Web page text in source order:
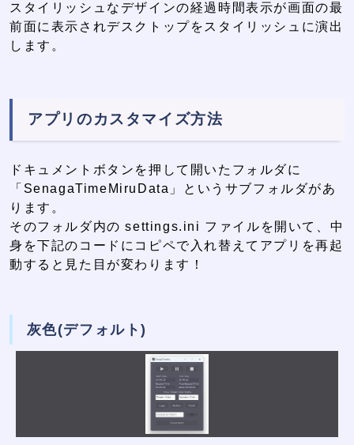
スタイリッシュなデザインの経過時間表示が画面の最
前面に表示されデスクトップをスタイリッシュに演出
します。
アプリのカスタマイズ方法
ドキュメントボタンを押して開いたフォルダに
「SenagaTimeMiruData」というサブフォルダがあ
ります。
そのフォルダ内の settings.ini ファイルを開いて、中
身を下記のコードにコピペで入れ替えてアプリを再起
動すると見た目が変わります！
灰色(デフォルト)